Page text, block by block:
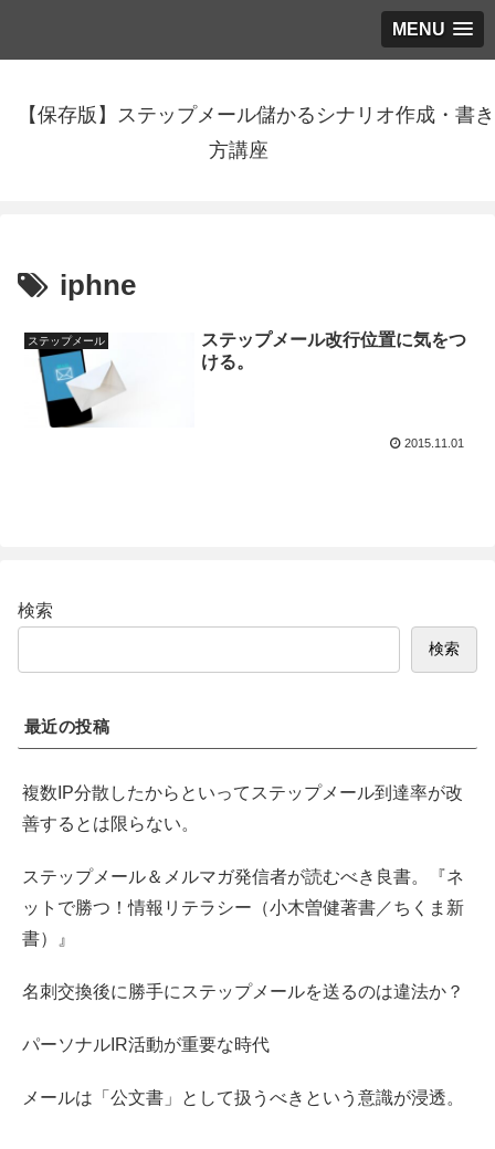
MENU
【保存版】ステップメール儲かるシナリオ作成・書き
方講座
iphne
ステップメール
ステップメール改行位置に気をつ
ける。
2015.11.01
検索
検索
最近の投稿
複数IP分散したからといってステップメール到達率が改
善するとは限らない。
ステップメール＆メルマガ発信者が読むべき良書。『ネ
ットで勝つ！情報リテラシー（小木曽健著書／ちくま新
書）』
名刺交換後に勝手にステップメールを送るのは違法か？
パーソナルIR活動が重要な時代
メールは「公文書」として扱うべきという意識が浸透。